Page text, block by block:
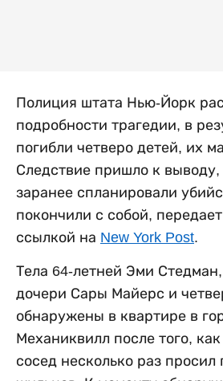
Полиция штата Нью-Йорк
подробности трагедии, в
погибли четверо детей, их
Следствие пришло к
заранее спланировали
покончили с собой, передает
ссылкой на New York Post.
Тела 64-летней Эми
дочери Сары Майерс и
обнаружены в квартире в
Механиквилл после того,
сосед несколько раз просил